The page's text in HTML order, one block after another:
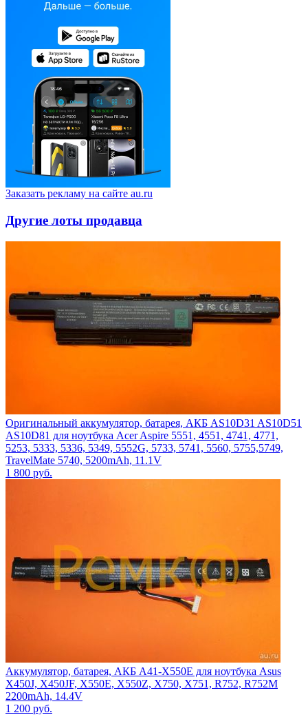
Заказать рекламу на сайте au.ru
Другие лоты продавца
Оригинальный аккумулятор, батарея, АКБ AS10D31 AS10D51
AS10D81 для ноутбука Acer Aspire 5551, 4551, 4741, 4771,
5253, 5333, 5336, 5349, 5552G, 5733, 5741, 5560, 5755,5749,
TravelMate 5740, 5200mAh, 11.1V
1 800 руб.
Аккумулятор, батарея, АКБ A41-X550E для ноутбука Asus
X450J, X450JF, X550E, X550Z, X750, X751, R752, R752M
2200mAh, 14.4V
1 200 руб.